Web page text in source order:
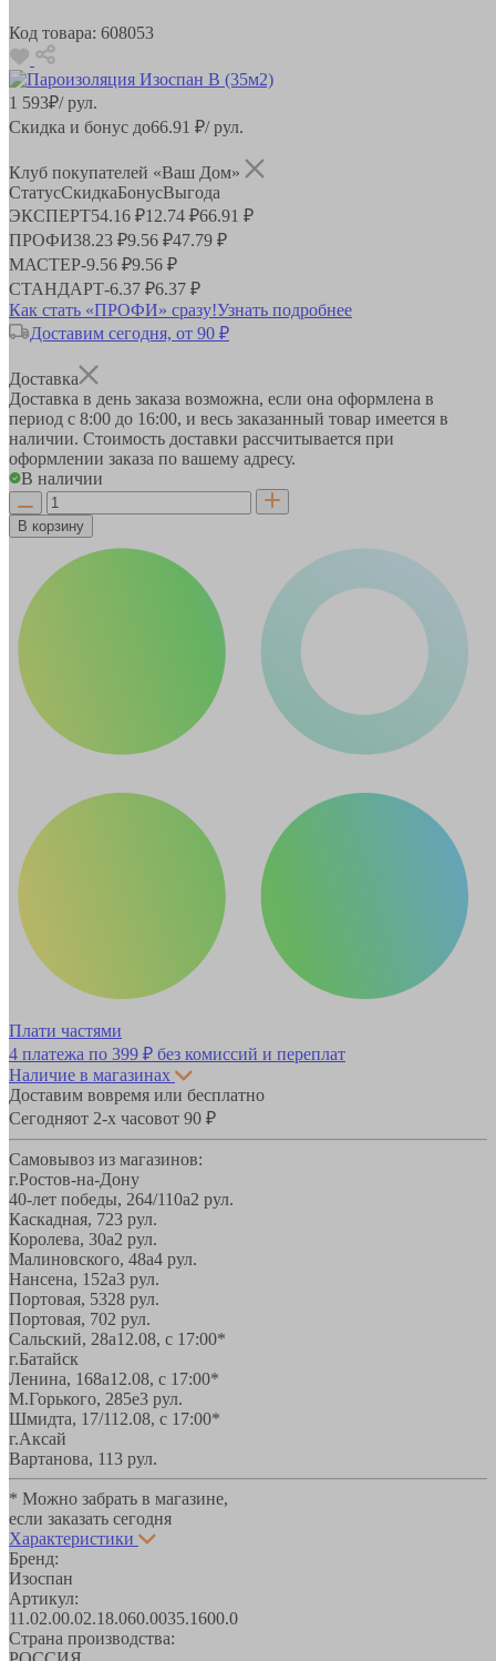
Код товара: 608053
1 593₽/ рул.
Скидка и бонус до66.91 ₽/ рул.
Клуб покупателей «Ваш Дом»
СтатусСкидкаБонусВыгода
ЭКСПЕРТ54.16 ₽12.74 ₽66.91 ₽
ПРОФИ38.23 ₽9.56 ₽47.79 ₽
МАСТЕР-9.56 ₽9.56 ₽
СТАНДАРТ-6.37 ₽6.37 ₽
Как стать «ПРОФИ» сразу!Узнать подробнее
Доставим сегодня, от 90 ₽
Доставка
Доставка в день заказа возможна, если она оформлена в
период с 8:00 до 16:00, и весь заказанный товар имеется в
наличии. Стоимость доставки рассчитывается при
оформлении заказа по вашему адресу.
В наличии
В корзину
Плати частями
4 платежа по 399 ₽ без комиссий и переплат
Наличие в магазинах
Доставим вовремя или бесплатно
Сегодняот 2-х часовот 90 ₽
Самовывоз из магазинов:
г.Ростов-на-Дону
40-лет победы, 264/110а2 рул.
Каскадная, 723 рул.
Королева, 30а2 рул.
Малиновского, 48а4 рул.
Нансена, 152а3 рул.
Портовая, 5328 рул.
Портовая, 702 рул.
Сальский, 28a12.08, с 17:00*
г.Батайск
Ленина, 168а12.08, с 17:00*
М.Горького, 285е3 рул.
Шмидта, 17/112.08, с 17:00*
г.Аксай
Вартанова, 113 рул.
* Можно забрать в магазине,
если заказать сегодня
Характеристики
Бренд:
Изоспан
Артикул:
11.02.00.02.18.060.0035.1600.0
Страна производства: